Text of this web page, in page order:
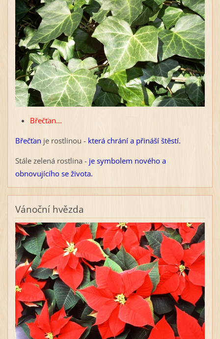
Břečťan...
Břečťan je rostlinou - která chrání a přináší štěstí.
Stále zelená rostlina - je symbolem nového a
obnovujícího se života.
Vánoční hvězda